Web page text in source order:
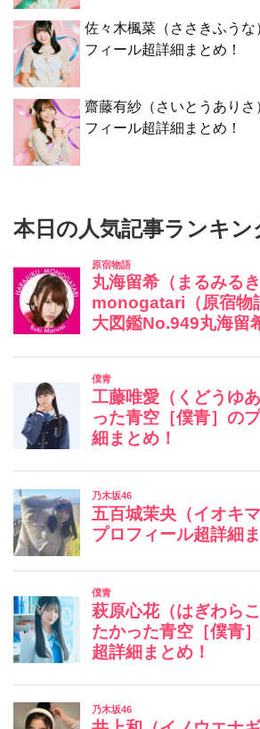
佐々木楓菜（ささきふうな
フィール超詳細まとめ！
齋藤有紗（さいとうありさ
フィール超詳細まとめ！
本日の人気記事ランキン